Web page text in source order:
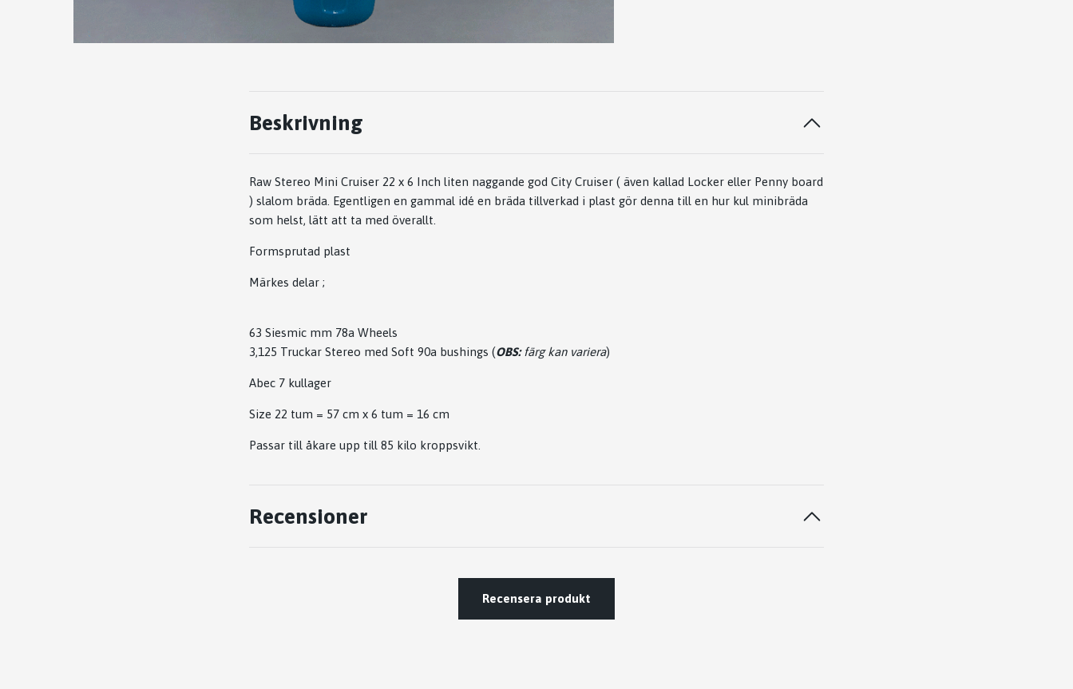
Beskrivning
Raw Stereo Mini Cruiser 22 x 6 Inch liten naggande god City Cruiser ( även kallad Locker eller Penny board
) slalom bräda. Egentligen en gammal idé en bräda tillverkad i plast gör denna till en hur kul minibräda
som helst, lätt att ta med överallt.
Formsprutad plast
Märkes delar ;
63 Siesmic mm 78a Wheels
3,125 Truckar Stereo med Soft 90a bushings (OBS: färg kan variera)
Abec 7 kullager
Size 22 tum = 57 cm x 6 tum = 16 cm
Passar till åkare upp till 85 kilo kroppsvikt.
Recensioner
Recensera produkt